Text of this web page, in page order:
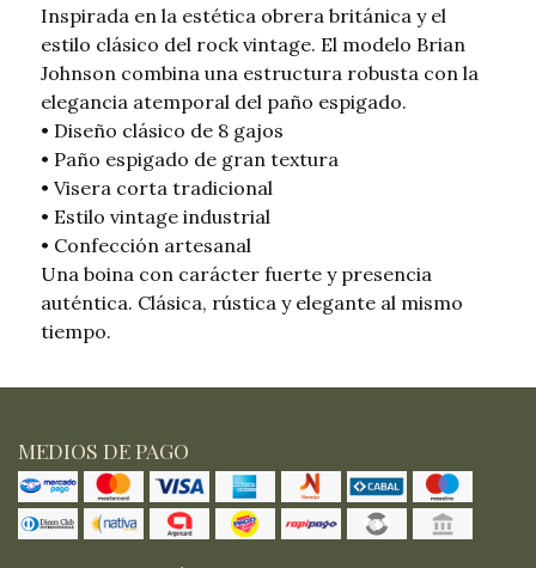
Inspirada en la estética obrera británica y el
estilo clásico del rock vintage. El modelo Brian
Johnson combina una estructura robusta con la
elegancia atemporal del paño espigado.
• Diseño clásico de 8 gajos
• Paño espigado de gran textura
• Visera corta tradicional
• Estilo vintage industrial
• Confección artesanal
Una boina con carácter fuerte y presencia
auténtica. Clásica, rústica y elegante al mismo
tiempo.
MEDIOS DE PAGO